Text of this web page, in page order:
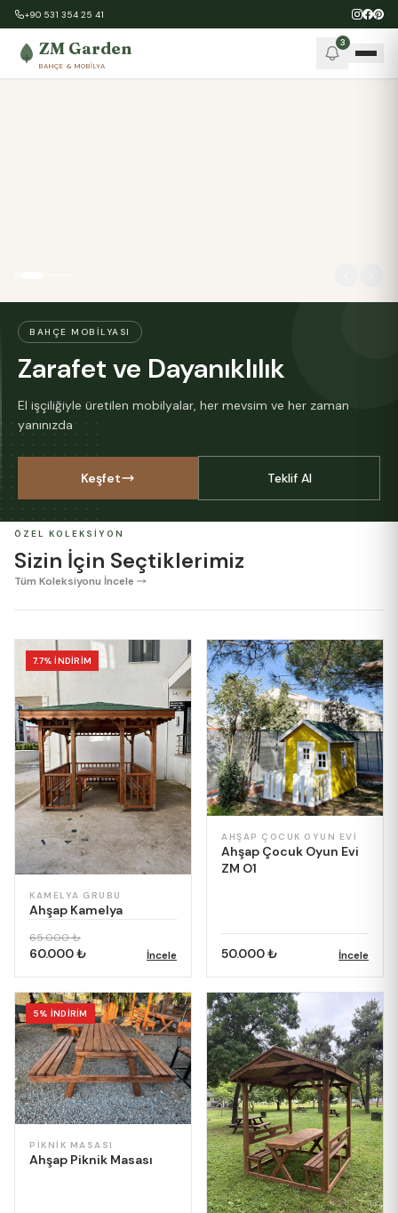
+90 531 354 25 41
ZM Garden
BAHÇE & MOBILYA
3
BAHÇE MOBILYASI
Zarafet ve Dayanıklılık
El işçiliğiyle üretilen mobilyalar, her mevsim ve her zaman
yanınızda
Keşfet Teklif Al
ÖZEL KOLEKSIYON
Sizin İçin Seçtiklerimiz
Tüm Koleksiyonu İncele
7.7% İNDİRİM
KAMELYA GRUBU
Ahşap Kamelya
65.000 ₺
60.000 ₺ İncele
AHŞAP ÇOCUK OYUN EVI
Ahşap Çocuk Oyun Evi
ZM O1
50.000 ₺ İncele
5% İNDİRİM
PIKNIK MASASI
Ahşap Piknik Masası